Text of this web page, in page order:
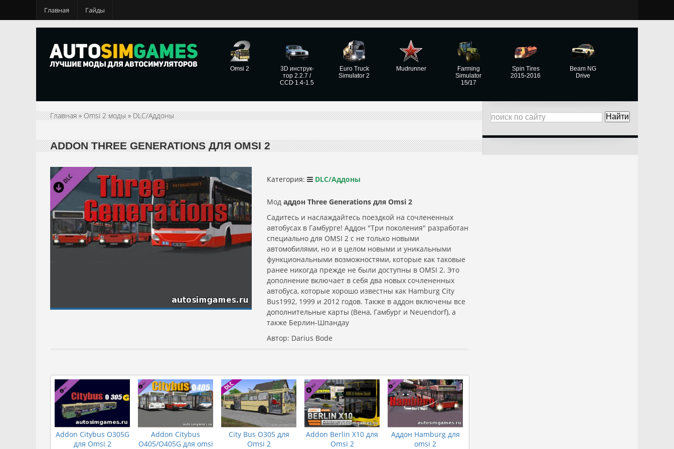
Главная Гайды
Omsi 2
3D инструк­
тор 2.2.7 /
CCD 1.4-1.5
Euro Truck
Simulator 2
Mudrunner
Farming
Simulator
15/17
Spin Tires
2015-2016
Beam NG
Drive
Главная»Omsi 2 моды»DLC/Аддоны
ADDON THREE GENERATIONS ДЛЯ OMSI 2
Категория: DLC/Аддоны
Мод аддон Three Generations для Omsi 2
Садитесь и наслаждайтесь поездкой на сочлененных
автобусах в Гамбурге! Аддон "Три поколения" разработан
специально для OMSI 2 с не только новыми
автомобилями, но и в целом новыми и уникальными
функциональными возможностями, которые как таковые
ранее никогда прежде не были доступны в OMSI 2. Это
дополнение включает в себя два новых сочлененных
автобуса, которые хорошо известны как Hamburg City
Bus1992, 1999 и 2012 годов. Также в аддон включены все
дополнительные карты (Вена, Гамбург и Neuendorf), а
также Берлин-Шпандау
Автор: Darius Bode
Addon Citybus O305G
для Omsi 2
Addon Citybus
O405/O405G для omsi
City Bus O305 для
Omsi 2
Addon Berlin X10 для
Omsi 2
Аддон Hamburg для
omsi 2